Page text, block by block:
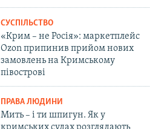
СУСПІЛЬСТВО
«Крим – не Росія»: маркетплейс
Ozon припинив прийом нових
замовлень на Кримському
півострові
ПРАВА ЛЮДИНИ
Мить – і ти шпигун. Як у